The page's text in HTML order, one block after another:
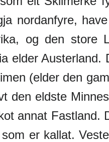
nordanfyre,
og den store
elder Austerland.
(elder den
den eldste
annat Fastland.
er kallat.